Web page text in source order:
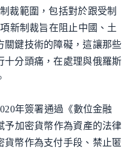
裁範圍，包括對於跟受制
新制裁旨在阻止中國、土
關鍵技術的障礙，這讓那些
十分頭痛，在處理與俄羅斯
年簽署通過《數位金融
予加密貨幣作為資產的法律
幣作為支付手段、禁止匿